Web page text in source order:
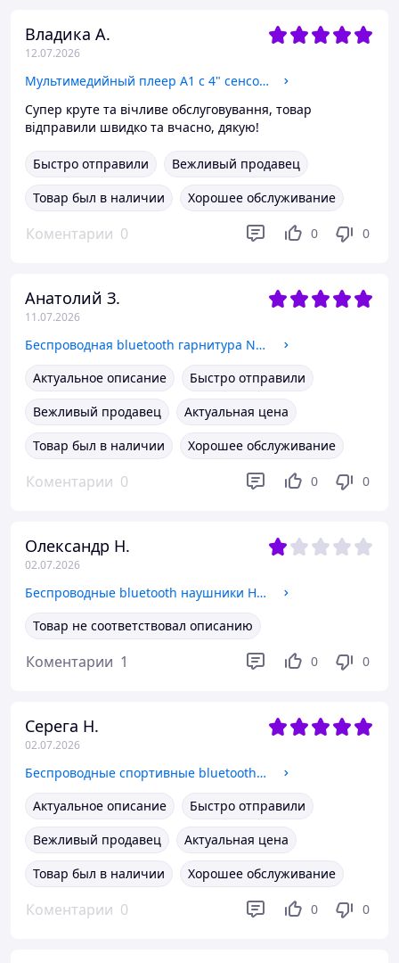
Владика А.
12.07.2026
Мультимедийный плеер A1 c 4" сенсорным IPS-экраном Wi-Fi 16 ГБ + microSD до 128 ГБ black
Супер круте та вічливе обслуговування, товар
відправили швидко та вчасно, дякую!
Быстро отправили
Вежливый продавец
Товар был в наличии
Хорошее обслуживание
Коментарии 0 0 0
Анатолий З.
11.07.2026
Беспроводная bluetooth гарнитура New Bee LC-B45 для разговоров с двойным микрофоном и функцией шумоподавления
Актуальное описание
Быстро отправили
Вежливый продавец
Актуальная цена
Товар был в наличии
Хорошее обслуживание
Коментарии 0 0 0
Олександр Н.
02.07.2026
Беспроводные bluetooth наушники HBQ-YYK 580 с шумопоглощением CVC8.0 Hi-Fi-IP-X7
Товар не соответствовал описанию
Коментарии 1 0 0
Серега Н.
02.07.2026
Беспроводные спортивные bluetooth наушники Langsdom TS 19 OpenEar с системой шумоподавления вызовов AIIPX-5
Актуальное описание
Быстро отправили
Вежливый продавец
Актуальная цена
Товар был в наличии
Хорошее обслуживание
Коментарии 0 0 0